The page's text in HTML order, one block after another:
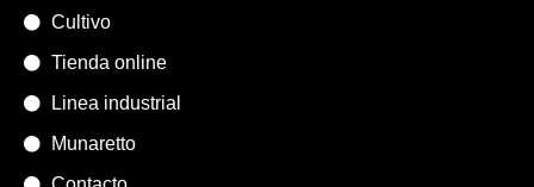
Cultivo
Tienda online
Linea industrial
Munaretto